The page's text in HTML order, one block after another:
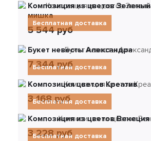
Бесплатная доставка
Композиция из цветов Зеленый
мишка
5 544 руб
Бесплатная доставка
Букет невесты Александра
7 344 руб
Бесплатная доставка
Композиция цветов Креатив
3 168 руб
Бесплатная доставка
Композиция из цветов Венеция
3 228 руб